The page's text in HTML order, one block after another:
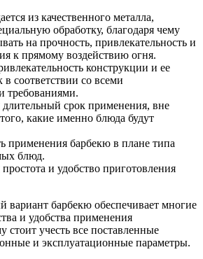
из качественного металла,
обработку, благодаря чему
на прочность, привлекательность и
к прямому воздействию огня.
конструкции и ее
соответствии со всеми
требованиями.
длительный срок применения, вне
какие именно блюда будут
применения барбекю в плане типа
блюд.
и удобство приготовления
барбекю обеспечивает многие
и удобства применения
стоит учесть все поставленные
и эксплуатационные параметры.